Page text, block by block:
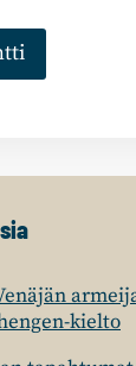
kielto